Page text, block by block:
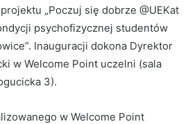
„Poczuj się dobrze @UEKat
psychofizycznej studentów
Inauguracji dokona Dyrektor
w Welcome Point uczelni (sala
3).
w Welcome Point